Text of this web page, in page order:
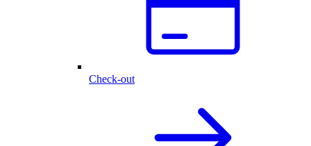
Check-out